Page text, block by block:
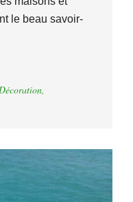
le beau savoir-
,